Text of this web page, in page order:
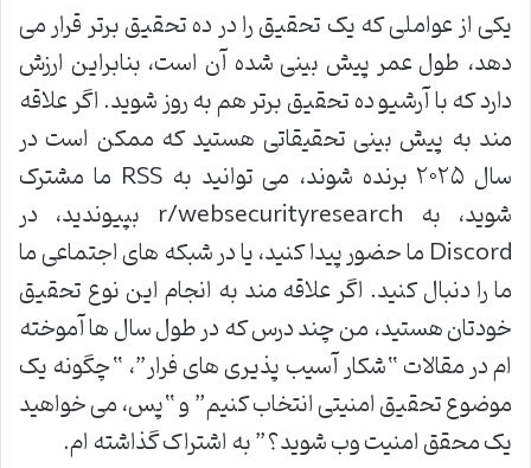
یکی از عواملی که یک تحقیق را در ده تحقیق برتر قرار می
دهد، طول عمر پیش بینی شده آن است، بنابراین ارزش
دارد که با آرشیو ده تحقیق برتر هم به روز شوید. اگر علاقه
مند به پیش بینی تحقیقاتی هستید که ممکن است در
سال ۲۰۲۵ برنده شوند، می توانید به
ما مشترک
شوید، به
بپیوندید، در
Discordما حضور پیدا کنید، یا در شبکه های اجتماعی ما
ما را دنبال کنید. اگر علاقه مند به انجام این نوع تحقیق
خودتان هستید، من چند درس که در طول سال ها آموخته
ام در مقالات “شکار آسیب پذیری های فرار”، “چگونه یک
موضوع تحقیق امنیتی انتخاب کنیم” و “پس، می خواهید
یک محقق امنیت وب شوید؟” به اشتراک گذاشته ام.